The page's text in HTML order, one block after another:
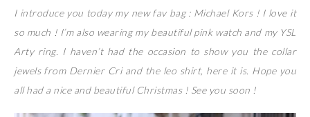
I introduce you today my new fav bag : Michael Kors ! I love it
so much ! I’m also wearing my beautiful pink watch and my YSL
Arty ring. I haven’t had the occasion to show you the collar
jewels from Dernier Cri and the leo shirt, here it is. Hope you
all had a nice and beautiful Christmas ! See you soon !